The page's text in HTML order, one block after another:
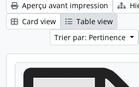
Aperçu avant impression
Card view
Table view
Trier par: Pertinence